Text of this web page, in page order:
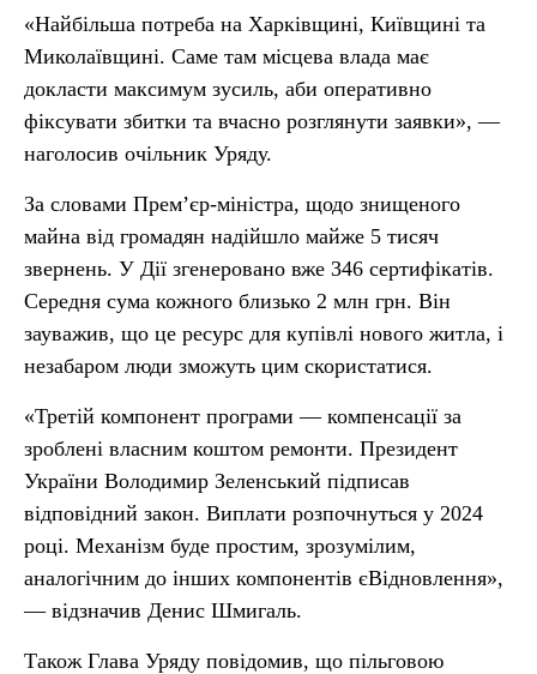
«Найбільша потреба на Харківщині, Київщині та
Миколаївщині. Саме там місцева влада має
докласти максимум зусиль, аби оперативно
фіксувати збитки та вчасно розглянути заявки», —
наголосив очільник Уряду.
За словами Прем’єр-міністра, щодо знищеного
майна від громадян надійшло майже 5 тисяч
звернень. У Дії згенеровано вже 346 сертифікатів.
Середня сума кожного близько 2 млн грн. Він
зауважив, що це ресурс для купівлі нового житла, і
незабаром люди зможуть цим скористатися.
«Третій компонент програми — компенсації за
зроблені власним коштом ремонти. Президент
України Володимир Зеленський підписав
відповідний закон. Виплати розпочнуться у 2024
році. Механізм буде простим, зрозумілим,
аналогічним до інших компонентів єВідновлення»,
— відзначив Денис Шмигаль.
Також Глава Уряду повідомив, що пільговою